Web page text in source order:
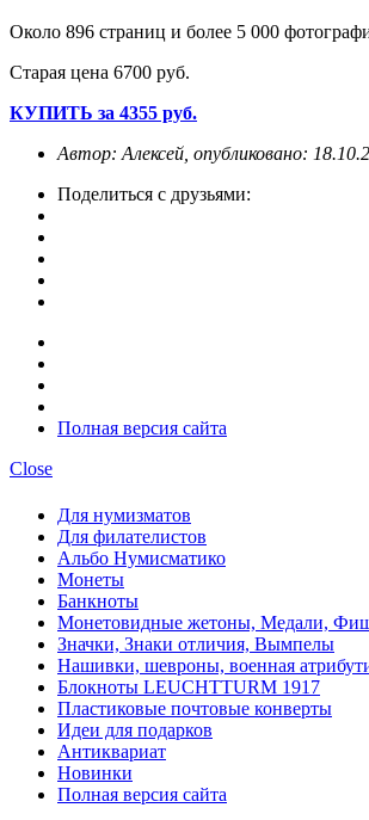
Около 896 страниц и более 5 000
Старая цена 6700 руб.
КУПИТЬ за 4355 руб.
Автор: Алексей, опубликовано:
Поделиться с друзьями:
Полная версия сайта
Close
Для нумизматов
Для филателистов
Альбо Нумисматико
Монеты
Банкноты
Монетовидные жетоны, Медали,
Значки, Знаки отличия, Вымпелы
Нашивки, шевроны, военная
Блокноты LEUCHTTURM 1917
Пластиковые почтовые конверты
Идеи для подарков
Антиквариат
Новинки
Полная версия сайта